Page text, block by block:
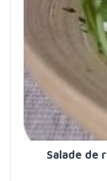
Salade de